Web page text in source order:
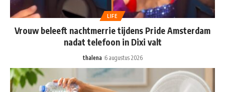
LIFE
Vrouw beleeft nachtmerrie tijdens Pride Amsterdam
nadat telefoon in Dixi valt
thalena 6 augustus 2026